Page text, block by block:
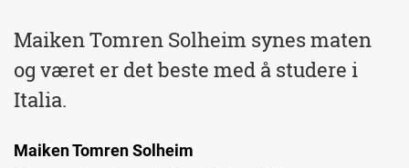
Maiken Tomren Solheim synes maten
og været er det beste med å studere i
Italia.
Maiken Tomren Solheim